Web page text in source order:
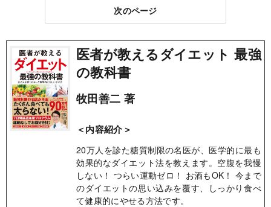
次のページ
医者が教えるダイエット 最強
の教科書
牧田善二 著
＜内容紹介＞
20万人を診た糖質制限の名医が、医学的に最も
効果的なダイエット法を教えます。空腹を我慢
しない！ つらい運動ゼロ！ お酒もOK！ 今まで
のダイエットの思い込みを覆す、しっかり食べ
て健康的にやせる方法です。